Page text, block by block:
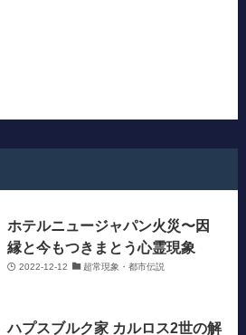
ホテルニュージャパン火災〜因
縁と今もつきまとう心霊現象
2022-12-12 超常現象・都市伝説
ハプスブルク家 カルロス2世の解